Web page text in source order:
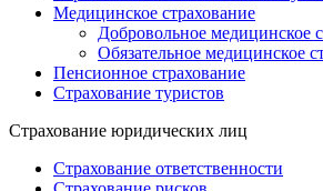
Медицинское страхование
Добровольное медицинское
Обязательное медицинское
Пенсионное страхование
Страхование туристов
Страхование юридических лиц
Страхование ответственности